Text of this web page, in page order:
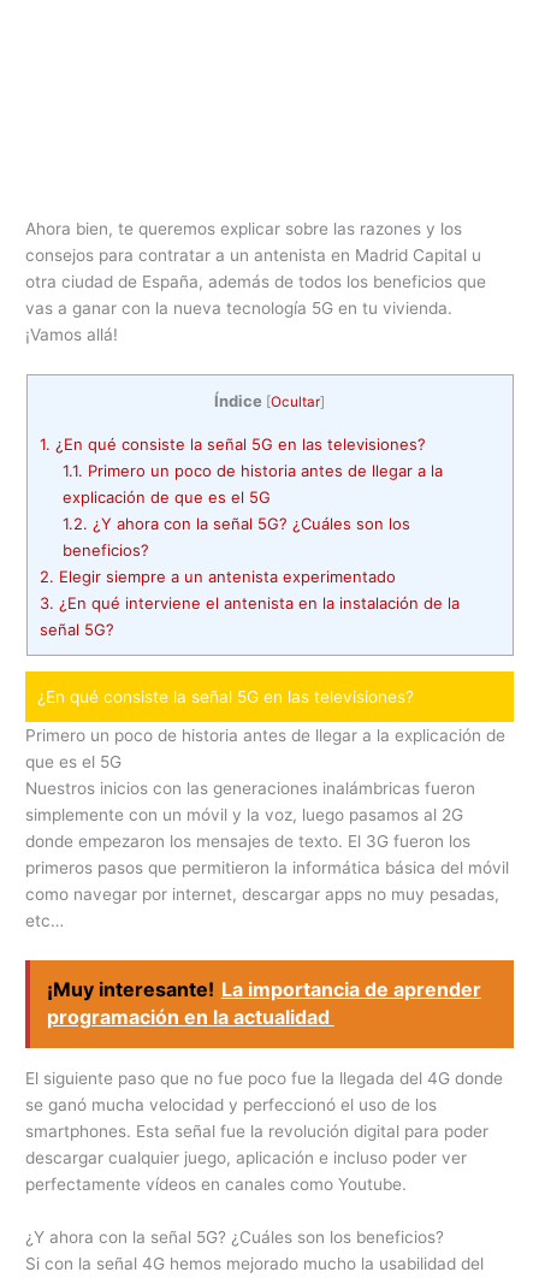
Ahora bien, te queremos explicar sobre las razones y los
consejos para contratar a un antenista en Madrid Capital u
otra ciudad de España, además de todos los beneficios que
vas a ganar con la nueva tecnología 5G en tu vivienda.
¡Vamos allá!
Índice [Ocultar]
1. ¿En qué consiste la señal 5G en las televisiones?
1.1. Primero un poco de historia antes de llegar a la
explicación de que es el 5G
1.2. ¿Y ahora con la señal 5G? ¿Cuáles son los
beneficios?
2. Elegir siempre a un antenista experimentado
3. ¿En qué interviene el antenista en la instalación de la
señal 5G?
¿En qué consiste la señal 5G en las televisiones?
Primero un poco de historia antes de llegar a la explicación de
que es el 5G
Nuestros inicios con las generaciones inalámbricas fueron
simplemente con un móvil y la voz, luego pasamos al 2G
donde empezaron los mensajes de texto. El 3G fueron los
primeros pasos que permitieron la informática básica del móvil
como navegar por internet, descargar apps no muy pesadas,
etc…
¡Muy interesante! La importancia de aprender
programación en la actualidad
El siguiente paso que no fue poco fue la llegada del 4G donde
se ganó mucha velocidad y perfeccionó el uso de los
smartphones. Esta señal fue la revolución digital para poder
descargar cualquier juego, aplicación e incluso poder ver
perfectamente vídeos en canales como Youtube.
¿Y ahora con la señal 5G? ¿Cuáles son los beneficios?
Si con la señal 4G hemos mejorado mucho la usabilidad del